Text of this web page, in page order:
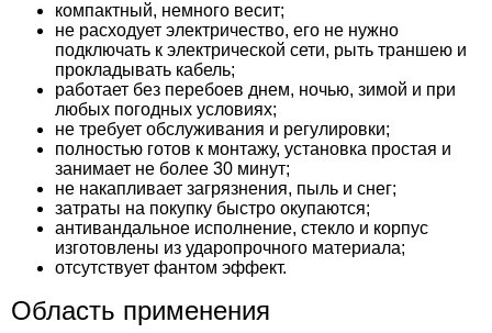
компактный, немного весит;
не расходует электричество, его не нужно
подключать к электрической сети, рыть траншею и
прокладывать кабель;
работает без перебоев днем, ночью, зимой и при
любых погодных условиях;
не требует обслуживания и регулировки;
полностью готов к монтажу, установка простая и
занимает не более 30 минут;
не накапливает загрязнения, пыль и снег;
затраты на покупку быстро окупаются;
антивандальное исполнение, стекло и корпус
изготовлены из ударопрочного материала;
отсутствует фантом эффект.
Область применения